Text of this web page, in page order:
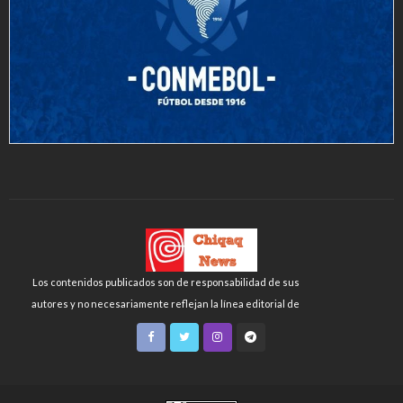
Los contenidos publicados son de responsabilidad de sus
autores y no necesariamente reflejan la línea editorial de
Chiqaq News o de la FLCH-UNMSM.